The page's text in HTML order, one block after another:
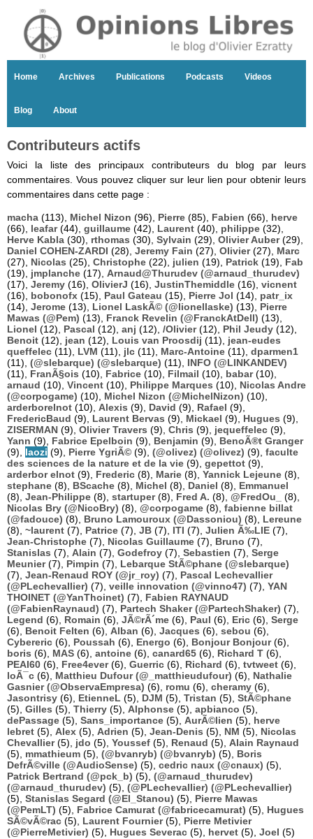
Home Archives Publications Podcasts Videos
Blog About
Contributeurs actifs
Voici la liste des principaux contributeurs du blog par leurs
commentaires. Vous pouvez cliquer sur leur lien pour obtenir leurs
commentaires dans cette page :
macha (113), Michel Nizon (96), Pierre (85), Fabien (66), herve
(66), leafar(44), guillaume (42), Laurent (40), philippe (32),
Herve Kabla (30), rthomas (30), Sylvain (29), Olivier Auber(29),
Daniel COHEN-ZARDI (28), Jeremy Fain (27), Olivier(27), Marc
(27), Nicolas (25), Christophe (22), julien (19), Patrick (19), Fab
(19), jmplanche (17), Arnaud@Thurudev (@arnaud_thurudev)
(17), Jeremy (16), OlivierJ (16), JustinThemiddle (16), vicnent
(16), bobonofx (15), Paul Gateau (15), Pierre Jol (14), patr_ix
(14), Jerome (13), Lionel LaskÃ© (@lionellaske) (13), Pierre
Mawas (@Pem) (13), Franck Revelin (@FranckAtDell) (13),
Lionel (12), Pascal (12), anj (12), /Olivier(12), Phil Jeudy (12),
Benoit (12), jean (12), Louis van Proosdij (11), jean-eudes
queffelec (11), LVM (11), jlc (11), Marc-Antoine (11), dparmen1
(11), (@slebarque) (@slebarque) (11), INFO (@LINKANDEV)
(11), FranÃ§ois (10), Fabrice (10), Filmail (10), babar(10),
arnaud (10), Vincent (10), Philippe Marques (10), Nicolas Andre
(@corpogame) (10), Michel Nizon (@MichelNizon) (10),
arderborelnot (10), Alexis (9), David (9), Rafael (9),
FredericBaud (9), Laurent Bervas (9), Mickael (9), Hugues (9),
ZISERMAN (9), Olivier Travers (9), Chris (9), jequeffelec (9),
Yann (9), Fabrice Epelboin (9), Benjamin (9), BenoÃ®t Granger
(9), laozi (9), Pierre YgriÃ© (9), (@olivez) (@olivez) (9), faculte
des sciences de la nature et de la vie (9), gepettot (9),
arderbor elnot (9), Frederic (8), Marie (8), Yannick Lejeune (8),
stephane (8), BScache (8), Michel (8), Daniel (8), Emmanuel
(8), Jean-Philippe (8), startuper(8), Fred A. (8), @FredOu_
(8),
Nicolas Bry (@NicoBry) (8), @corpogame (8), fabienne billat
(@fadouce) (8), Bruno Lamouroux (@Dassoniou) (8), Lereune
(8), ~laurent (7), Patrice (7), JB (7), ITI (7), Julien Ã‰LIE (7),
Jean-Christophe (7), Nicolas Guillaume (7), Bruno (7),
Stanislas (7), Alain (7), Godefroy (7), Sebastien (7), Serge
Meunier(7), Pimpin (7), Lebarque StÃ©phane (@slebarque)
(7), Jean-Renaud ROY (@jr_roy) (7), Pascal Lechevallier
(@PLechevallier) (7), veille innovation (@vinno47) (7), YAN
THOINET (@YanThoinet) (7), Fabien RAYNAUD
(@FabienRaynaud) (7), Partech Shaker (@PartechShaker) (7),
Legend (6), Romain (6), JÃ©rÃ´me (6), Paul (6), Eric (6), Serge
(6), Benoit Felten (6), Alban (6), Jacques (6), sebou (6),
Cybereric (6), Poussah (6), Energo (6), Bonjour Bonjour(6),
boris (6), MAS (6), antoine (6), canard65 (6), Richard T (6),
PEAI60 (6), Free4ever(6), Guerric (6), Richard (6), tvtweet (6),
loÃ¯c (6), Matthieu Dufour (@_matthieudufour) (6), Nathalie
Gasnier (@ObservaEmpresa) (6), romu (6), cheramy (6),
Jasontrisy (6), EtienneL (5), DJM (5), Tristan (5), StÃ©phane
(5), Gilles (5), Thierry (5), Alphonse (5), apbianco (5),
dePassage (5), Sans_importance (5), AurÃ©lien (5), herve
lebret (5), Alex (5), Adrien (5), Jean-Denis (5), NM (5), Nicolas
Chevallier(5), jdo (5), Youssef (5), Renaud (5), Alain Raynaud
(5), mmathieum (5), (@bvanryb) (@bvanryb) (5), Boris
DefrÃ©ville (@AudioSense) (5), cedric naux (@cnaux) (5),
Patrick Bertrand (@pck_b) (5), (@arnaud_thurudev)
(@arnaud_thurudev) (5), (@PLechevallier) (@PLechevallier)
(5), Stanislas Segard (@El_Stanou) (5), Pierre Mawas
(@PemLT) (5), Fabrice Camurat (@fabricecamurat) (5), Hugues
SÃ©vÃ©rac (5), Laurent Fournier(5), Pierre Metivier
(@PierreMetivier) (5), Hugues Severac (5), hervet (5), Joel (5)